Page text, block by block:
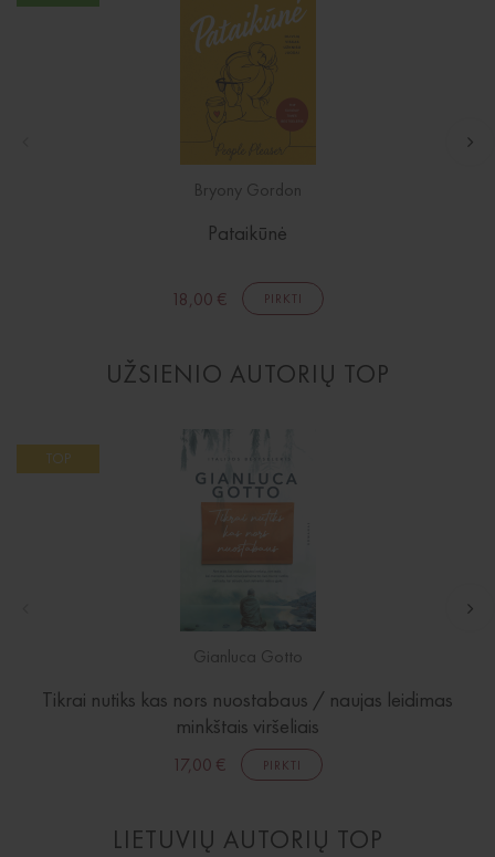
Knygos su autografais
Bryony Gordon
Pataikūnė
18,00 € PIRKTI
UŽSIENIO AUTORIŲ TOP
TOP
Gianluca Gotto
Tikrai nutiks kas nors nuostabaus / naujas leidimas
minkštais viršeliais
17,00 € PIRKTI
LIETUVIŲ AUTORIŲ TOP